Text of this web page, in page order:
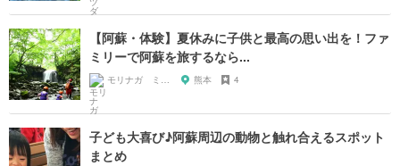
【阿蘇・体験】夏休みに子供と最高の思い出を！ファ
ミリーで阿蘇を旅するなら...
モリナガ ミツヒロ 熊本 4
子ども大喜び♪阿蘇周辺の動物と触れ合えるスポット
まとめ